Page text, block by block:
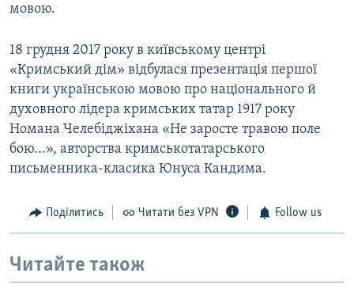
мовою.
18 грудня 2017 року в київському центрі
«Кримський дім» відбулася презентація першої
книги українською мовою про національного й
духовного лідера кримських татар 1917 року
Номана Челебіджіхана «Не заросте травою поле
бою...», авторства кримськотатарського
письменника-класика Юнуса Кандима.
Поділитись Читати без VPN Follow us
Читайте також